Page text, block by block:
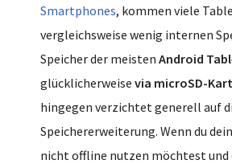
Smartphones, kommen viele
vergleichsweise wenig internen
Speicher der meisten Android
glücklicherweise via microSD-
hingegen verzichtet generell auf
Speichererweiterung. Wenn du
nicht offline nutzen möchtest und